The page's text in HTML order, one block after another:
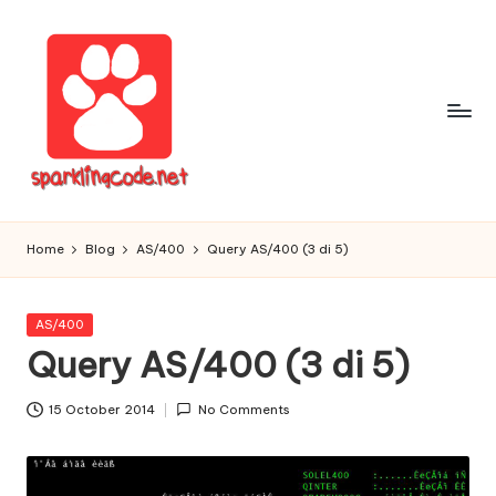
S
p
a
r
k
li
n
Software
Home Blog AS/400 Query AS/400 (3 di 5)
Posted
AS/400
Query AS/400 (3 di 5)
15 October 2014 No Comments